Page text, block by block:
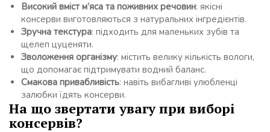
Високий вміст м’яса та поживних речовин: якісні
консерви виготовляються з натуральних інгредієнтів.
Зручна текстура: підходить для маленьких зубів та
щелеп цуценяти.
Зволоження організму: містить велику кількість вологи,
що допомагає підтримувати водний баланс.
Смакова привабливість: навіть вибагливі улюбленці
залюбки їдять консерви.
На що звертати увагу при виборі
консервів?